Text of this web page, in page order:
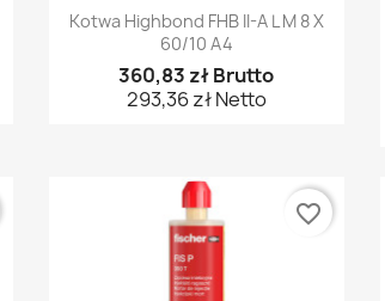
Szybki podgląd
Kotwa Highbond FHB II-A L M 8 X
60/10 A4
360,83 zł Brutto
293,36 zł Netto
favorite_border